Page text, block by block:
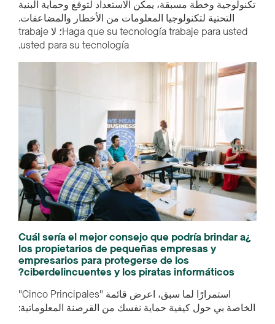
تكنولوجية وخطة مسبقة، يمكن الاستعداد لتوقع وحماية البنية
التحتية لتكنولوجيا المعلومات من الأخطار والمضاعفات.
Haga que su tecnología trabaje para usted؛ لا trabaje
usted para su tecnología.
¿Cuál sería el mejor consejo que podría brindar a
los propietarios de pequeñas empresas y
empresarios para protegerse de los
ciberdelincuentes y los piratas informáticos?
استمرارًا لما سبق، اعرض قائمة "Cinco Principales"
الخاصة بي حول كيفية حماية نفسك من القرصنة المعلوماتية: